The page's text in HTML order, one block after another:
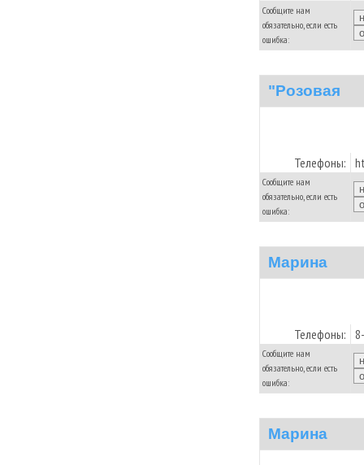
Сообщите нам
обязательно, если есть
ошибка:
"Розовая
Телефоны:
Сообщите нам
обязательно, если есть
ошибка:
Марина
Телефоны:
Сообщите нам
обязательно, если есть
ошибка:
Марина